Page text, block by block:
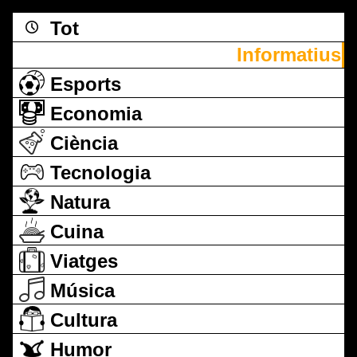
Tot
Informatius
Esports
Economia
Ciència
Tecnologia
Natura
Cuina
Viatges
Música
Cultura
Humor